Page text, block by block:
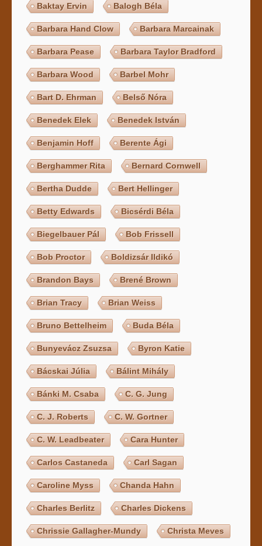
Baktay Ervin Balogh Béla
Barbara Hand Clow Barbara Marcainak
Barbara Pease Barbara Taylor Bradford
Barbara Wood Barbel Mohr
Bart D. Ehrman Belső Nóra
Benedek Elek Benedek István
Benjamin Hoff Berente Ági
Berghammer Rita Bernard Cornwell
Bertha Dudde Bert Hellinger
Betty Edwards Bicsérdi Béla
Biegelbauer Pál Bob Frissell
Bob Proctor Boldizsár Ildikó
Brandon Bays Brené Brown
Brian Tracy Brian Weiss
Bruno Bettelheim Buda Béla
Bunyevácz Zsuzsa Byron Katie
Bácskai Júlia Bálint Mihály
Bánki M. Csaba C. G. Jung
C. J. Roberts C. W. Gortner
C. W. Leadbeater Cara Hunter
Carlos Castaneda Carl Sagan
Caroline Myss Chanda Hahn
Charles Berlitz Charles Dickens
Chrissie Gallagher-Mundy Christa Meves